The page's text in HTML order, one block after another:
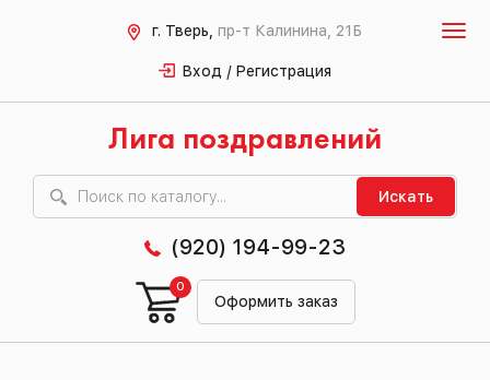
г. Тверь, пр-т Калинина, 21Б
Вход / Регистрация
Лига поздравлений
Искать
(920) 194-99-23
Оформить заказ
0